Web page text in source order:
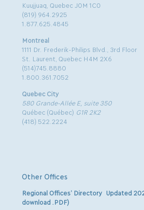
Kuujjuaq, Quebec J0M 1C0
(819) 964.2925
1.877.625.4845
Montreal
1111 Dr. Frederik-Philips Blvd., 3rd Floor
St. Laurent, Quebec H4M 2X6
(514)745.8880
1.800.361.7052
Quebec City
580 Grande-Allée E, suite 350
Québec (Québec) G1R 2K2
(418) 522.2224
Other Offices
Regional Offices’ Directory Updated
download .PDF)